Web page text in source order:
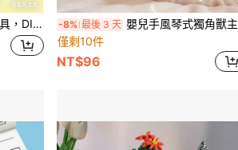
節日、父親節、母親節、婚禮、畢業禮物 -8% 最後 3 天 嬰兒手風琴式獨角獸主題拉觸式跳舞音樂活動玩具，適用於嬰兒車，早教感官玩具，配有柔軟矽膠按鈕
僅剩10件
NT$96